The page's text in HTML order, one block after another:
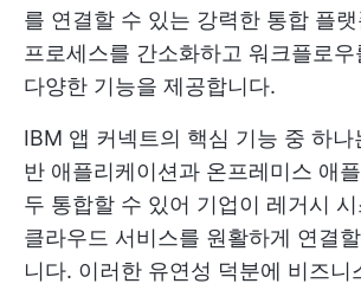
를 연결할 수 있는 강력한 통합 플
프로세스를 간소화하고 워크플로
다양한 기능을 제공합니다.
IBM 앱 커넥트의 핵심 기능 중 하나
반 애플리케이션과 온프레미스 애
두 통합할 수 있어 기업이 레거시
클라우드 서비스를 원활하게 연결
니다. 이러한 유연성 덕분에 비즈니